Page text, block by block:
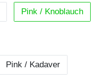
Pink / Knoblauch
Pink / Kadaver